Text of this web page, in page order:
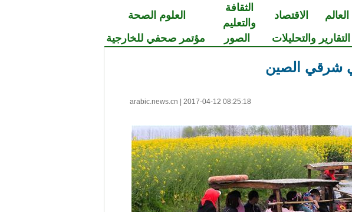
العالم الاقتصاد
الثقافة
والتعليم
العلوم الصحة
التقارير والتحليلات الصور مؤتمر صحفي للخارجية
شرقي الصين
arabic.news.cn 2017-04-12 08:25:18